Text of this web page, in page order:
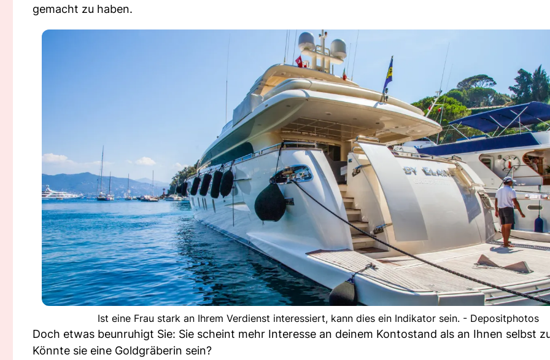
gemacht zu haben.
Ist eine Frau stark an Ihrem Verdienst interessiert, kann dies ein Indikator sein. - Depositphotos
Doch etwas beunruhigt Sie: Sie scheint mehr Interesse an deinem Kontostand als an Ihnen selbst
Könnte sie eine Goldgräberin sein?